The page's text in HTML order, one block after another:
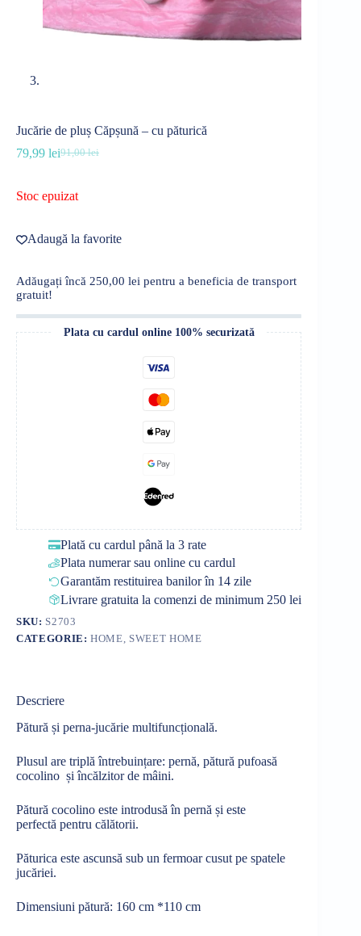
Jucărie de pluș Căpșună – cu păturică
91,00lei
Prețul
fost:
79,99 leiPrețul
79,99 lei.
Stoc epuizat
Adaugă la favorite
Adăugați încă 250,00 lei pentru a beneficia de transport
gratuit!
Plata cu cardul online 100% securizată
Plată cu cardul până la 3 rate
Plata numerar sau online cu cardul
Garantăm restituirea banilor în 14 zile
Livrare gratuita la comenzi de minimum 250 lei
SKU: S2703
CATEGORIE:HOME, SWEET HOME
Descriere
Pătură și perna-jucărie multifuncțională.
Plusul are triplă întrebuințare: pernă, pătură pufoasă
cocolino și încălzitorde mâini.
Pătură cocolino este introdusă în pernă și este
perfectă pentru călătorii.
Păturica este ascunsă sub un fermoar cusut pe spatele
jucăriei.
Dimensiuni pătură: 160 cm *110 cm